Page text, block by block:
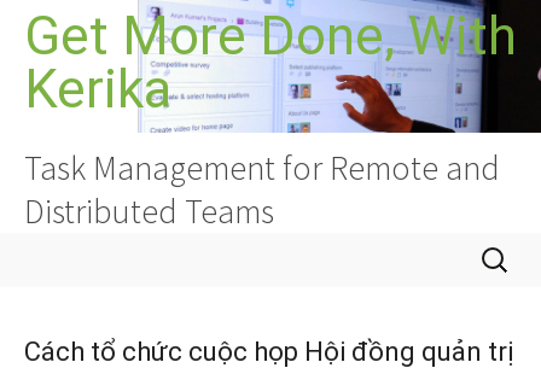
Chuyển
đến
dung
Get More Done, With
Kerika
Task Management for Remote and
Distributed Teams
Tìm
kiếm
Cách tổ chức cuộc họp Hội đồng quản trị